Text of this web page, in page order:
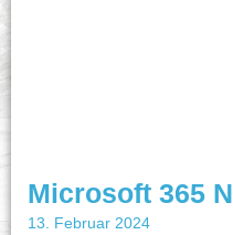
Microsoft 365
13. Februar 2024